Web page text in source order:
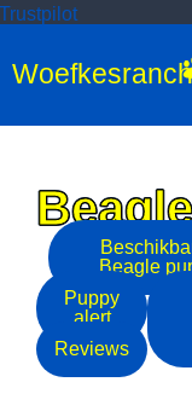
Trustpilot
Woefkesranch
Beagle
Beagle
Puppy
alert
Reviews
Beagle -
ref.: 4236